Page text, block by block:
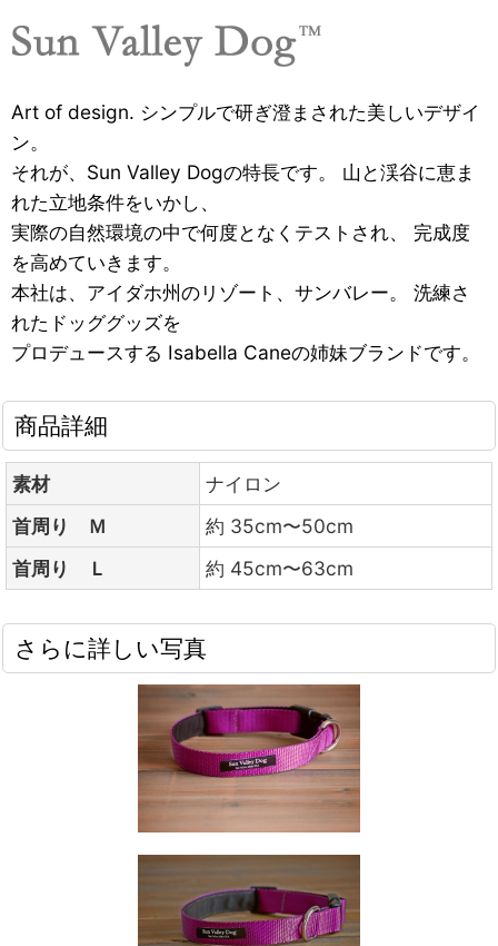
Art of design. シンプルで研ぎ澄まされた美しいデザイ
ン。
それが、Sun Valley Dogの特長です。 山と渓谷に恵ま
れた立地条件をいかし、
実際の自然環境の中で何度となくテストされ、 完成度
を高めていきます。
本社は、アイダホ州のリゾート、サンバレー。 洗練さ
れたドッググッズを
プロデュースする Isabella Caneの姉妹ブランドです。
商品詳細
素材
ナイロン
首周り Ｍ
約 35cm〜50cm
首周り Ｌ
約 45cm〜63cm
さらに詳しい写真